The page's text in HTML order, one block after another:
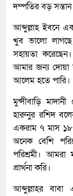
দম্পতির বড়
আব্দুল্লাহ ইবনে
খুব ভালো
সহায়তা
আমার জন্য
আলেম হতে পারি।
মুন্সীবাড়ি
হারুনুর রশিদ
একরাম ৭ মাস ১৮
অনেক বেশি
পরিশ্রমী। আমরা
প্রার্থনা করি।
আব্দুল্লাহর